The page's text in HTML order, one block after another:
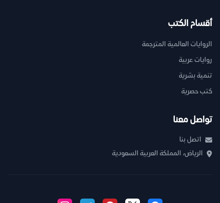
أقسام الكتب
الروايات العالمية المترجمة
روايات عربية
تنمية بشرية
كتب حصرية
تواصل معنا
اتصل بنا
الرياض، المملكة العربية السعودية